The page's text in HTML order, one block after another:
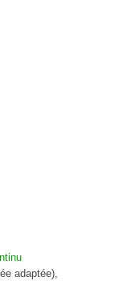
adaptée),